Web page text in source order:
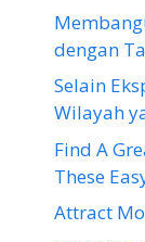
dengan
Selain
Wilayah
Find A
These
Attract